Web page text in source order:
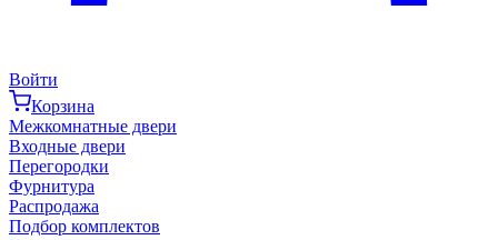
Войти
Корзина
Межкомнатные двери
Входные двери
Перегородки
Фурнитура
Распродажа
Подбор комплектов